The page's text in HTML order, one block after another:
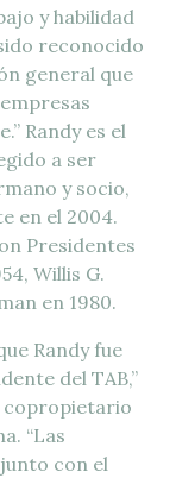
y habilidad
reconocido
general que
Randy es el
a ser
y socio,
en el 2004.
Presidentes
Willis G.
en 1980.
Randy fue
del TAB,”
copropietario
“Las
con el